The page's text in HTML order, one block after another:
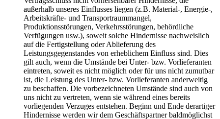
außerhalb unseres Einflusses liegen (z.B. Material-, Energie-,
Arbeitskräfte- und Transportraummangel,
Produktionsstörungen, Verkehrsstörungen, behördliche
Verfügungen usw.), soweit solche Hindernisse nachweislich
auf die Fertigstellung oder Ablieferung des
Leistungsgegenstandes von erheblichem Einfluss sind. Dies
gilt auch, wenn die Umstände bei Unter- bzw. Vorlieferanten
eintreten, soweit es nicht möglich oder für uns nicht zumutbar
ist, die Leistung des Unter- bzw. Vorlieferanten anderweitig
zu beschaffen. Die vorbezeichneten Umstände sind auch von
uns nicht zu vertreten, wenn sie während eines bereits
vorliegenden Verzuges entstehen. Beginn und Ende derartiger
Hindernisse werden wir dem Geschäftspartner baldmöglichst